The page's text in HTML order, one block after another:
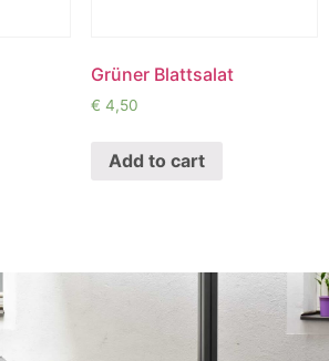
Grüner Blattsalat
€ 4,50
Add to cart